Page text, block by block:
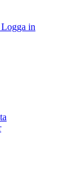
in